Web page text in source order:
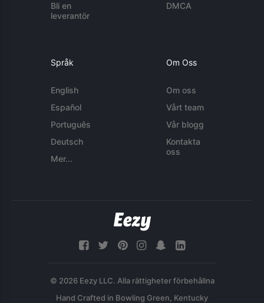
Bli en
leverantör
DMCA
Språk
English
Español
Português
Deutsch
Mer...
Om Oss
Om oss
Vårt team
Vår blogg
Kontakta
oss
© 2026 Eezy LLC. Alla rättigheter förbehållna